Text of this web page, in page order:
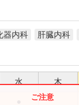
器内科 肝臓内科
水 木